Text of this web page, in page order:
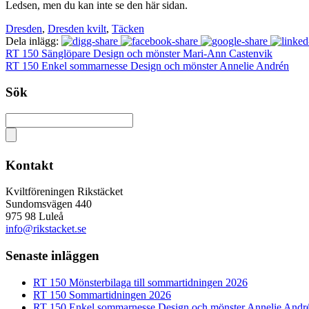
Ledsen, men du kan inte se den här sidan.
Dresden, Dresden kvilt, Täcken
Dela inlägg:
RT 150 Sänglöpare Design och mönster Mari-Ann Castenvik
RT 150 Enkel sommarnesse Design och mönster Annelie Andrén
Sök
Kontakt
Kviltföreningen Rikstäcket
Sundomsvägen 440
975 98 Luleå
info@rikstacket.se
Senaste inläggen
RT 150 Mönsterbilaga till sommartidningen 2026
RT 150 Sommartidningen 2026